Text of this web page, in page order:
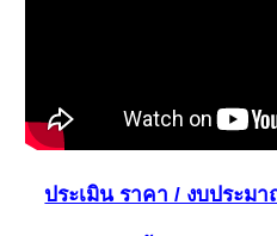
ประเมิน ราคา / งบประม